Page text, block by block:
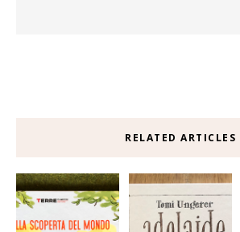
RELATED ARTICLES